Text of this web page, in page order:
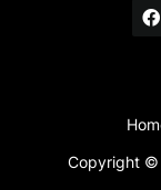
Copyright ©